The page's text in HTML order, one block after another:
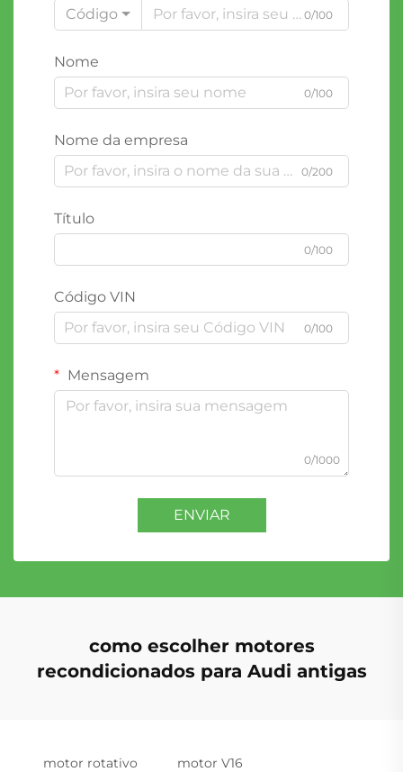
Código
0/100
Nome
0/100
Nome da empresa
0/200
Título
0/100
Código VIN
0/100
Mensagem
0/1000
ENVIAR
como escolher motores
recondicionados para Audi antigas
motor rotativo motor V16